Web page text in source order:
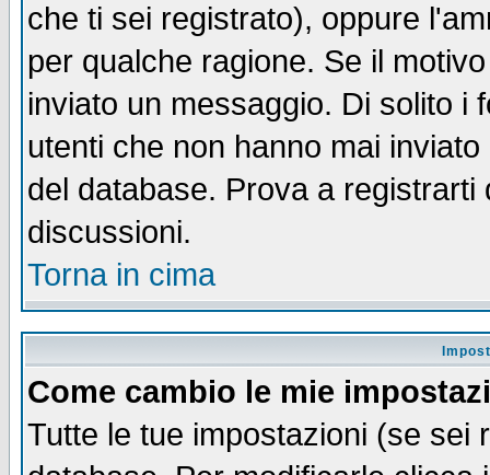
che ti sei registrato), oppure
per qualche ragione. Se il
inviato un messaggio. Di solito i
utenti che non hanno mai
del database. Prova a
discussioni.
Torna in cima
Come cambio le mie
Tutte le tue impostazioni (se sei